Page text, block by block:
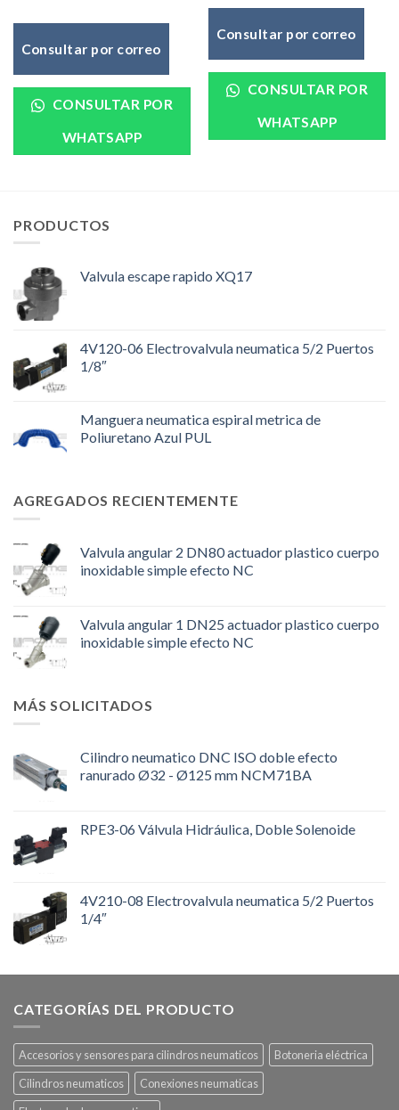
Consultar por correo
CONSULTAR POR
WHATSAPP
Consultar por correo
CONSULTAR POR
WHATSAPP
PRODUCTOS
Valvula escape rapido XQ17
4V120-06 Electrovalvula neumatica 5/2 Puertos
1/8″
Manguera neumatica espiral metrica de
Poliuretano Azul PUL
AGREGADOS RECIENTEMENTE
Valvula angular 2 DN80 actuador plastico cuerpo
inoxidable simple efecto NC
Valvula angular 1 DN25 actuador plastico cuerpo
inoxidable simple efecto NC
MÁS SOLICITADOS
Cilindro neumatico DNC ISO doble efecto
ranurado Ø32 - Ø125 mm NCM71BA
RPE3-06 Válvula Hidráulica, Doble Solenoide
4V210-08 Electrovalvula neumatica 5/2 Puertos
1/4″
CATEGORÍAS DEL PRODUCTO
Accesorios y sensores para cilindros neumaticos
Botoneria eléctrica
Cilindros neumaticos
Conexiones neumaticas